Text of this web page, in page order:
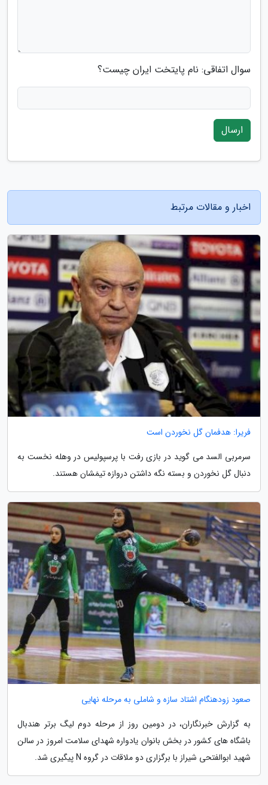
سوال اتفاقی: نام پایتخت ایران چیست؟
ارسال
اخبار و مقالات مرتبط
فریرا: هدفمان گل نخوردن است
سرمربی السد می گوید در بازی رفت با پرسپولیس در وهله نخست به
دنبال گل نخوردن و بسته نگه داشتن دروازه تیمَشان هستند.
صعود زودهنگام اشتاد سازه و شاملی به مرحله نهایی
به گزارش خبرنگاران، در دومین روز از مرحله دوم لیگ برتر هندبال
باشگاه های کشور در بخش بانوان یادواره شهدای سلامت امروز در سالن
شهید ابوالفتحی شیراز با برگزاری دو ملاقات در گروه N پیگیری شد.